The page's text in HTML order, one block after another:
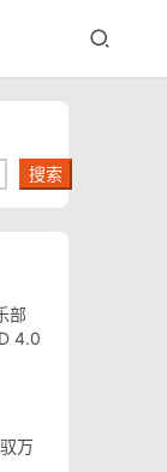
搜索
部
4.0
万